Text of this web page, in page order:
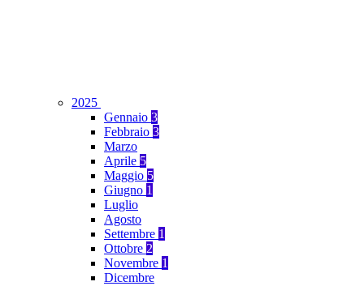
2025
Gennaio 3
Febbraio 3
Marzo
Aprile 5
Maggio 5
Giugno 1
Luglio
Agosto
Settembre 1
Ottobre 2
Novembre 1
Dicembre